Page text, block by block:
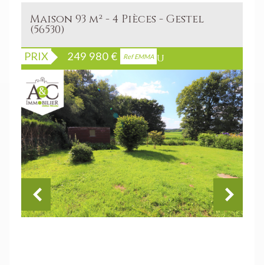
Maison 93 m² - 4 Pièces - Gestel
(56530)
PRIX 249 980€ Ref EMMA
Bien vendu